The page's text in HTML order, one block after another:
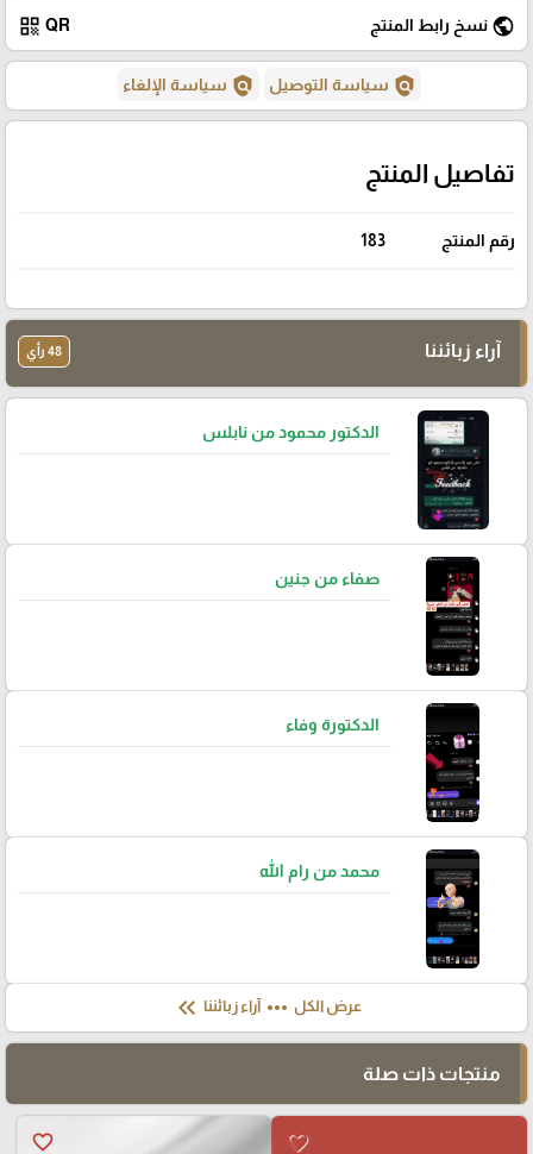
public نسخ رابط المنتج QR
qr_code
policy سياسة التوصيل policy سياسة الإلغاء
تفاصيل المنتج
رقم المنتج 183
آراء زبائننا 48 رأي
الدكتور محمود من نابلس
صفاء من جنين
الدكتورة وفاء
محمد من رام الله
عرض الكل more_horiz آراء زبائننا keyboard_double_arrow_left
منتجات ذات صلة
favorite_border
favorite_border